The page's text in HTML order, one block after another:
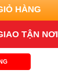
HÀNG
TẬN NƠI